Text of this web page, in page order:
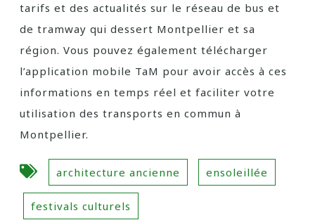
tarifs et des actualités sur le réseau de bus et
de tramway qui dessert Montpellier et sa
région. Vous pouvez également télécharger
l’application mobile TaM pour avoir accès à ces
informations en temps réel et faciliter votre
utilisation des transports en commun à
Montpellier.
architecture ancienne ensoleillée
festivals culturels